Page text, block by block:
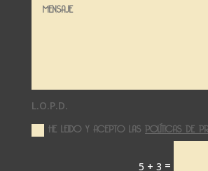
L.O.P.D.
HE LEIDO Y ACEPTO LASPOLÍTICAS DE
5 + 3 =